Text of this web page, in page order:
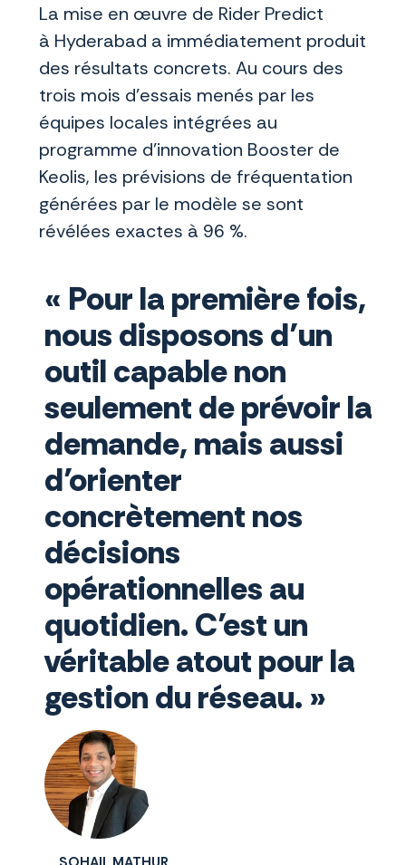
La mise en œuvre de Rider Predict
à Hyderabad a immédiatement produit
des résultats concrets. Au cours des
trois mois d’essais menés par les
équipes locales intégrées au
programme d’innovation Booster de
Keolis, les prévisions de fréquentation
générées par le modèle se sont
révélées exactes à 96 %.
« Pour la première fois,
nous disposons d’un
outil capable non
seulement de prévoir la
demande, mais aussi
d’orienter
concrètement nos
décisions
opérationnelles au
quotidien. C’est un
véritable atout pour la
gestion du réseau. »